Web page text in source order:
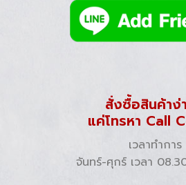
สั่งซื้อสินค้าง่
แค่โทรหา Call
เวลาทำการ
จันทร์-ศุกร์ เวลา